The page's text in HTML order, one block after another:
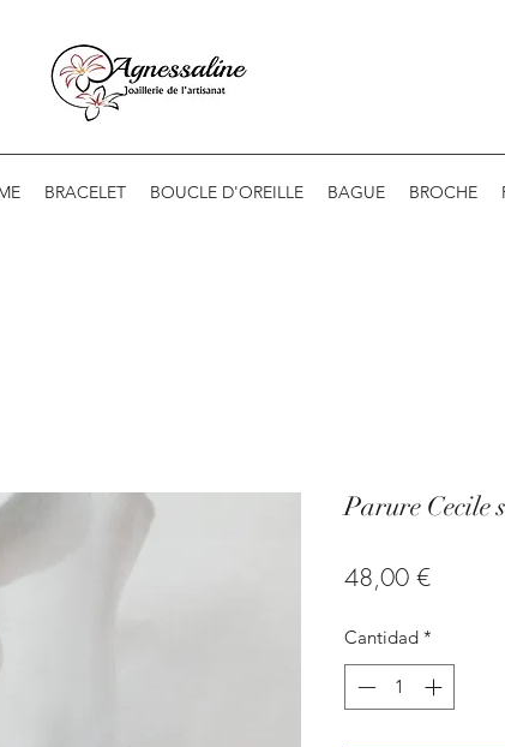
BRACELET BOUCLE D'OREILLE BAGUE BROCHE
Parure Cecile
48,00 €Precio
Cantidad *